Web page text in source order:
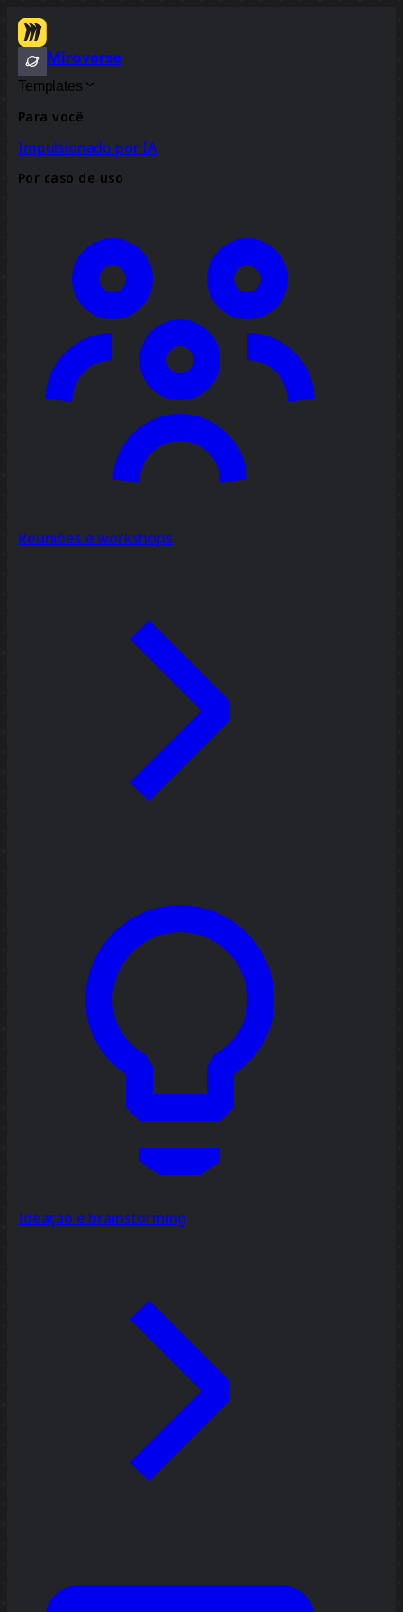
Miroverse
Templates
Para você
Impulsionado por IA
Por caso de uso
Reuniões e workshops
Ideação e brainstorming